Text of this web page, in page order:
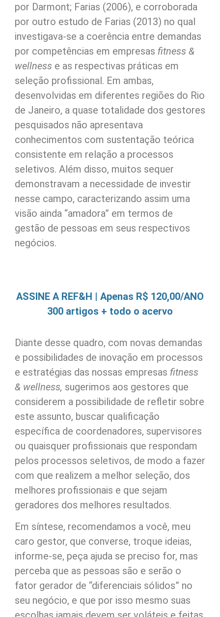
por Darmont; Farias (2006), e corroborada
por outro estudo de Farias (2013) no qual
investigava-se a coerência entre demandas
por competências em empresas fitness &
wellness e as respectivas práticas em
seleção profissional. Em ambas,
desenvolvidas em diferentes regiões do Rio
de Janeiro, a quase totalidade dos gestores
pesquisados não apresentava
conhecimentos com sustentação teórica
consistente em relação a processos
seletivos. Além disso, muitos sequer
demonstravam a necessidade de investir
nesse campo, caracterizando assim uma
visão ainda “amadora” em termos de
gestão de pessoas em seus respectivos
negócios.
ASSINE A REF&H | Apenas R$ 120,00/ANO
300 artigos + todo o acervo
Diante desse quadro, com novas demandas
e possibilidades de inovação em processos
e estratégias das nossas empresas fitness
& wellness, sugerimos aos gestores que
considerem a possibilidade de refletir sobre
este assunto, buscar qualificação
específica de coordenadores, supervisores
ou quaisquer profissionais que respondam
pelos processos seletivos, de modo a fazer
com que realizem a melhor seleção, dos
melhores profissionais e que sejam
geradores dos melhores resultados.
Em síntese, recomendamos a você, meu
caro gestor, que converse, troque ideias,
informe-se, peça ajuda se preciso for, mas
perceba que as pessoas são e serão o
fator gerador de “diferenciais sólidos” no
seu negócio, e que por isso mesmo suas